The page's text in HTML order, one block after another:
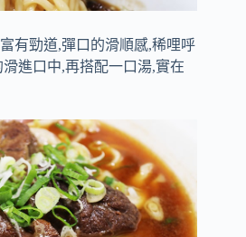
有勁道,彈口的滑順感,稀哩呼
進口中,再搭配一口湯,實在